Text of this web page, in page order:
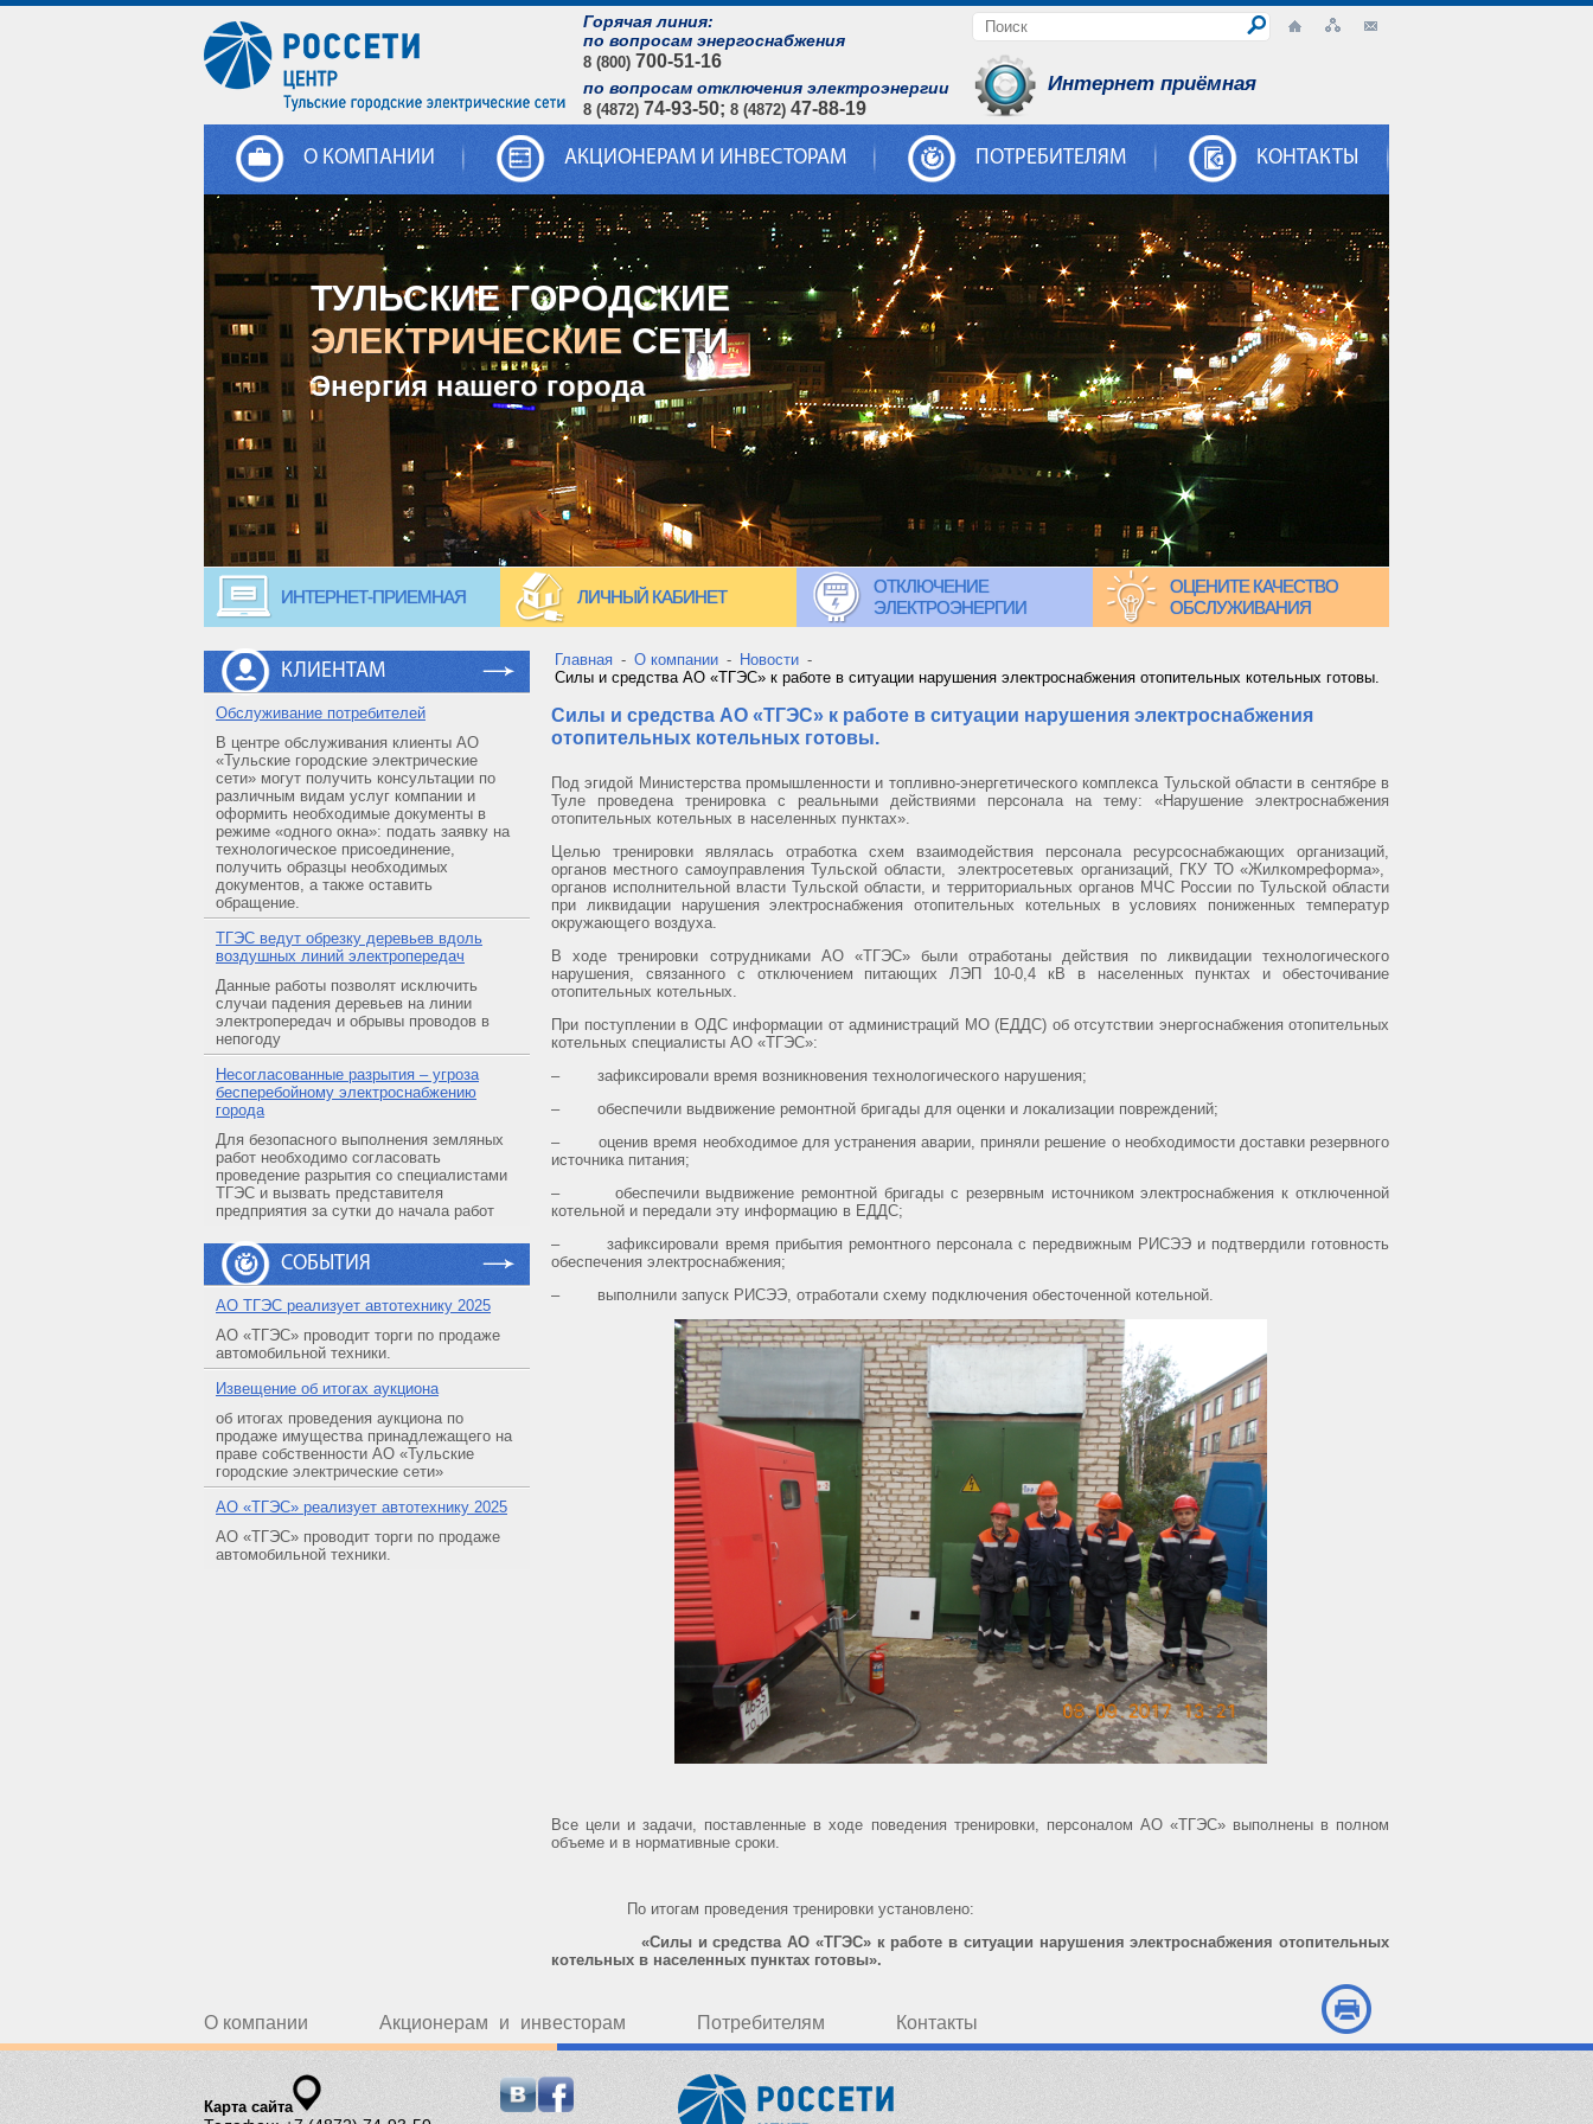
Горячая линия:
по вопросам энергоснабжения
8 (800) 700-51-16
по вопросам отключения электроэнергии
8 (4872) 74-93-50; 8 (4872) 47-88-19
Интернет приёмная
О КОМПАНИИ АКЦИОНЕРАМ И ИНВЕСТОРАМ ПОТРЕБИТЕЛЯМ КОНТАКТЫ
ТУЛЬСКИЕ ГОРОДСКИЕ
ЭЛЕКТРИЧЕСКИЕ СЕТИ
Энергия нашего города
ИНТЕРНЕТ-ПРИЕМНАЯ ЛИЧНЫЙ КАБИНЕТ
ОТКЛЮЧЕНИЕ
ЭЛЕКТРОЭНЕРГИИ
ОЦЕНИТЕ КАЧЕСТВО
ОБСЛУЖИВАНИЯ
КЛИЕНТАМ
Обслуживание потребителей
В центре обслуживания клиенты АО
«Тульские городские электрические
сети» могут получить консультации по
различным видам услуг компании и
оформить необходимые документы в
режиме «одного окна»: подать заявку на
технологическое присоединение,
получить образцы необходимых
документов, а также оставить
обращение.
ТГЭС ведут обрезку деревьев вдоль
воздушных линий электропередач
Данные работы позволят исключить
случаи падения деревьев на линии
электропередач и обрывы проводов в
непогоду
Несогласованные разрытия – угроза
бесперебойному электроснабжению
города
Для безопасного выполнения земляных
работ необходимо согласовать
проведение разрытия со специалистами
ТГЭС и вызвать представителя
предприятия за сутки до начала работ
СОБЫТИЯ
АO ТГЭС реализует автотехнику 2025
АО «ТГЭС» проводит торги по продаже
автомобильной техники.
Извещение об итогах аукциона
об итогах проведения аукциона по
продаже имущества принадлежащего на
праве собственности АО «Тульские
городские электрические сети»
АO «ТГЭС» реализует автотехнику 2025
АО «ТГЭС» проводит торги по продаже
автомобильной техники.
Главная - О компании - Новости -
Силы и средства АО «ТГЭС» к работе в ситуации нарушения электроснабжения отопительных котельных готовы.
Силы и средства АО «ТГЭС» к работе в ситуации нарушения электроснабжения
отопительных котельных готовы.
Под эгидой Министерства промышленности и топливно-энергетического комплекса Тульской области в сентябре в
Туле проведена тренировка с реальными действиями персонала на тему: «Нарушение электроснабжения
отопительных котельных в населенных пунктах».
Целью тренировки являлась отработка схем взаимодействия персонала ресурсоснабжающих организаций,
органов местного самоуправления Тульской области, электросетевых организаций, ГКУ ТО «Жилкомреформа»,
органов исполнительной власти Тульской области, и территориальных органов МЧС России по Тульской области
при ликвидации нарушения электроснабжения отопительных котельных в условиях пониженных температур
окружающего воздуха.
В ходе тренировки сотрудниками АО «ТГЭС» были отработаны действия по ликвидации технологического
нарушения, связанного с отключением питающих ЛЭП 10-0,4 кВ в населенных пунктах и обесточивание
отопительных котельных.
При поступлении в ОДС информации от администраций МО (ЕДДС) об отсутствии энергоснабжения отопительных
котельных специалисты АО «ТГЭС»:
– зафиксировали время возникновения технологического нарушения;
– обеспечили выдвижение ремонтной бригады для оценки и локализации повреждений;
– оценив время необходимое для устранения аварии, приняли решение о необходимости доставки резервного
источника питания;
– обеспечили выдвижение ремонтной бригады с резервным источником электроснабжения к отключенной
котельной и передали эту информацию в ЕДДС;
– зафиксировали время прибытия ремонтного персонала с передвижным РИСЭЭ и подтвердили готовность
обеспечения электроснабжения;
– выполнили запуск РИСЭЭ, отработали схему подключения обесточенной котельной.
Все цели и задачи, поставленные в ходе поведения тренировки, персоналом АО «ТГЭС» выполнены в полном
объеме и в нормативные сроки.
По итогам проведения тренировки установлено:
«Силы и средства АО «ТГЭС» к работе в ситуации нарушения электроснабжения отопительных
котельных в населенных пунктах готовы».
О компании Акционерам и инвесторам Потребителям Контакты
Карта сайта